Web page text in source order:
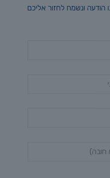
הודעה ונשמח לחזור אליכם